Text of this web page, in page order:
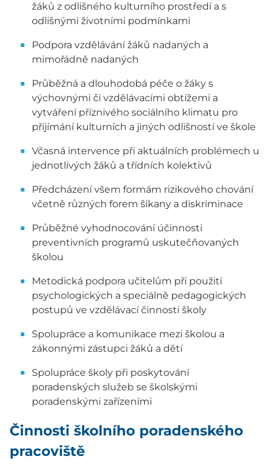
žáků z odlišného kulturního prostředí a s
odlišnými životními podmínkami
Podpora vzdělávání žáků nadaných a
mimořádně nadaných
Průběžná a dlouhodobá péče o žáky s
výchovnými či vzdělávacími obtížemi a
vytváření příznivého sociálního klimatu pro
přijímání kulturních a jiných odlišností ve škole
Včasná intervence při aktuálních problémech u
jednotlivých žáků a třídních kolektivů
Předcházení všem formám rizikového chování
včetně různých forem šikany a diskriminace
Průběžné vyhodnocování účinnosti
preventivních programů uskutečňovaných
školou
Metodická podpora učitelům při použití
psychologických a speciálně pedagogických
postupů ve vzdělávací činnosti školy
Spolupráce a komunikace mezi školou a
zákonnými zástupci žáků a dětí
Spolupráce školy při poskytování
poradenských služeb se školskými
poradenskými zařízeními
Činnosti školního poradenského
pracoviště